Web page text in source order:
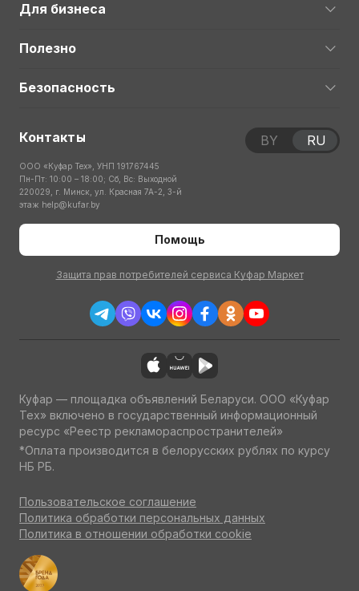
Для бизнеса
Полезно
Безопасность
Контакты
ООО «Куфар Тех», УНП 191767445
Пн-Пт: 10:00 – 18:00; Сб, Вс: Выходной
220029, г. Минск, ул. Красная 7А-2, 3-й
этаж help@kufar.by
Помощь
Защита прав потребителей сервиса Куфар Маркет
BY RU
Куфар — площадка объявлений Беларуси. ООО «Куфар
Тех» включено в государственный информационный
ресурс «Реестр рекламораспространителей»
*Оплата производится в белорусских рублях по курсу
НБ РБ.
Пользовательское соглашение
Политика обработки персональных данных
Политика в отношении обработки cookie